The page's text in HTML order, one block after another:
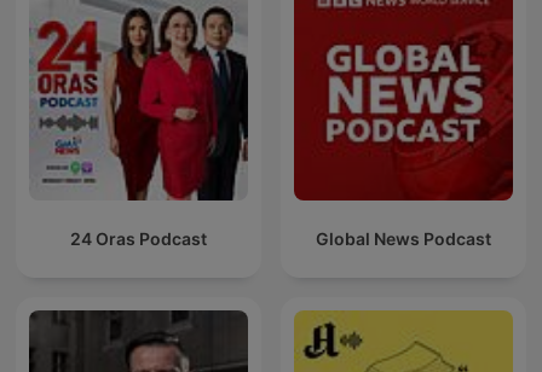
24 Oras Podcast Global News Podcast